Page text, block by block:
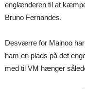
englænderen til at
Bruno Fernandes.
Desværre for Mainoo
ham en plads på det
med til VM hænger